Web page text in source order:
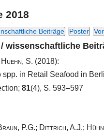
2018
Beiträge Poster
wissenschaftliche
Huehn, S. (2018):
spp. in Retail Seafood in
81(4), S. 593–597
P.G.; Dittrich, A.J.;